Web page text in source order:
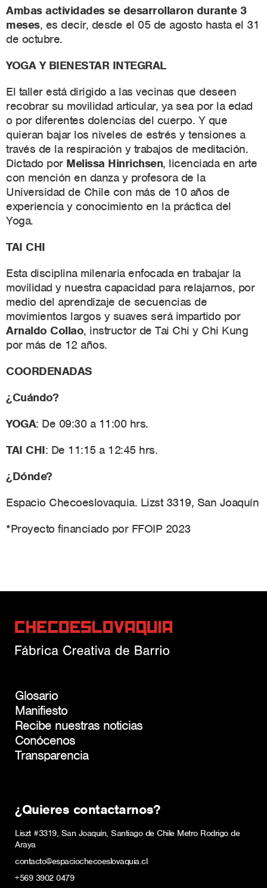
Ambas actividades se desarrollaron durante 3
meses, es decir, desde el 05 de agosto hasta el 31
de octubre.
YOGA Y BIENESTAR INTEGRAL
El taller está dirigido a las vecinas que deseen
recobrar su movilidad articular, ya sea por la edad
o por diferentes dolencias del cuerpo. Y que
quieran bajar los niveles de estrés y tensiones a
través de la respiración y trabajos de meditación.
Dictado por Melissa Hinrichsen, licenciada en arte
con mención en danza y profesora de la
Universidad de Chile con más de 10 años de
experiencia y conocimiento en la práctica del
Yoga.
TAI CHI
Esta disciplina milenaria enfocada en trabajar la
movilidad y nuestra capacidad para relajarnos, por
medio del aprendizaje de secuencias de
movimientos largos y suaves será impartido por
Arnaldo Collao, instructor de Tai Chi y Chi Kung
por más de 12 años.
COORDENADAS
¿Cuándo?
YOGA: De 09:30 a 11:00 hrs.
TAI CHI: De 11:15 a 12:45 hrs.
¿Dónde?
Espacio Checoeslovaquia. Lizst 3319, San Joaquín
*Proyecto financiado por FFOIP 2023
Glosario
Manifiesto
Recibe nuestras noticias
Conócenos
Transparencia
¿Quieres contactarnos?
Liszt #3319, San Joaquín, Santiago de Chile Metro Rodrigo de
Araya
contacto@espaciochecoeslovaquia.cl
+569 3902 0479